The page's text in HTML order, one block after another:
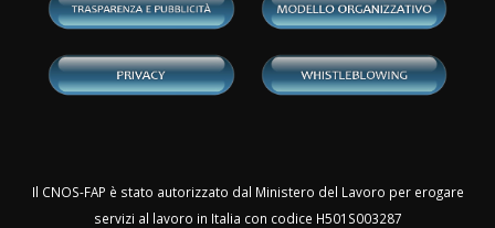
Il CNOS-FAP è stato autorizzato dal Ministero del Lavoro per erogare
servizi al lavoro in Italia con codice H501S003287